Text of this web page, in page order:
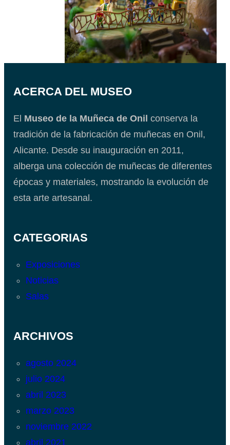
ACERCA DEL MUSEO
El Museo de la Muñeca de Onil conserva la
tradición de la fabricación de muñecas en Onil,
Alicante. Desde su inauguración en 2011,
alberga una colección de muñecas de diferentes
épocas y materiales, mostrando la evolución de
esta arte artesanal.
CATEGORIAS
Exposiciones
Noticias
Salas
ARCHIVOS
agosto 2024
julio 2024
abril 2023
marzo 2023
noviembre 2022
abril 2021